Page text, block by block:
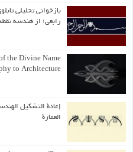
بازخوانی تحلیلی
رابعی؛ از هندسه
the Divine Name
to Architecture
إعادة التشكيل
العمارة